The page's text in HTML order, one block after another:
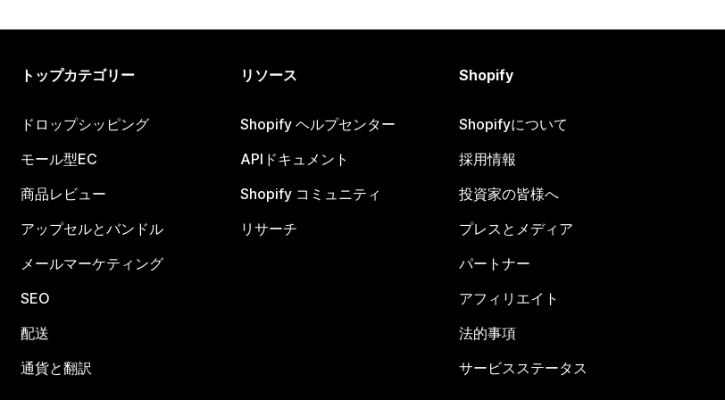
トップカテゴリー
ドロップシッピング
モール型EC
商品レビュー
アップセルとバンドル
メールマーケティング
SEO
配送
通貨と翻訳
リソース
Shopify ヘルプセンター
APIドキュメント
Shopify コミュニティ
リサーチ
Shopify
Shopifyについて
採用情報
投資家の皆様へ
プレスとメディア
パートナー
アフィリエイト
法的事項
サービスステータス